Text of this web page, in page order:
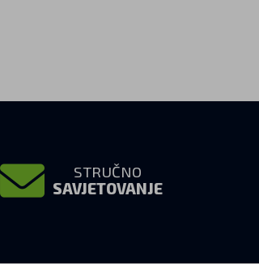
STRUČNO
SAVJETOVANJE